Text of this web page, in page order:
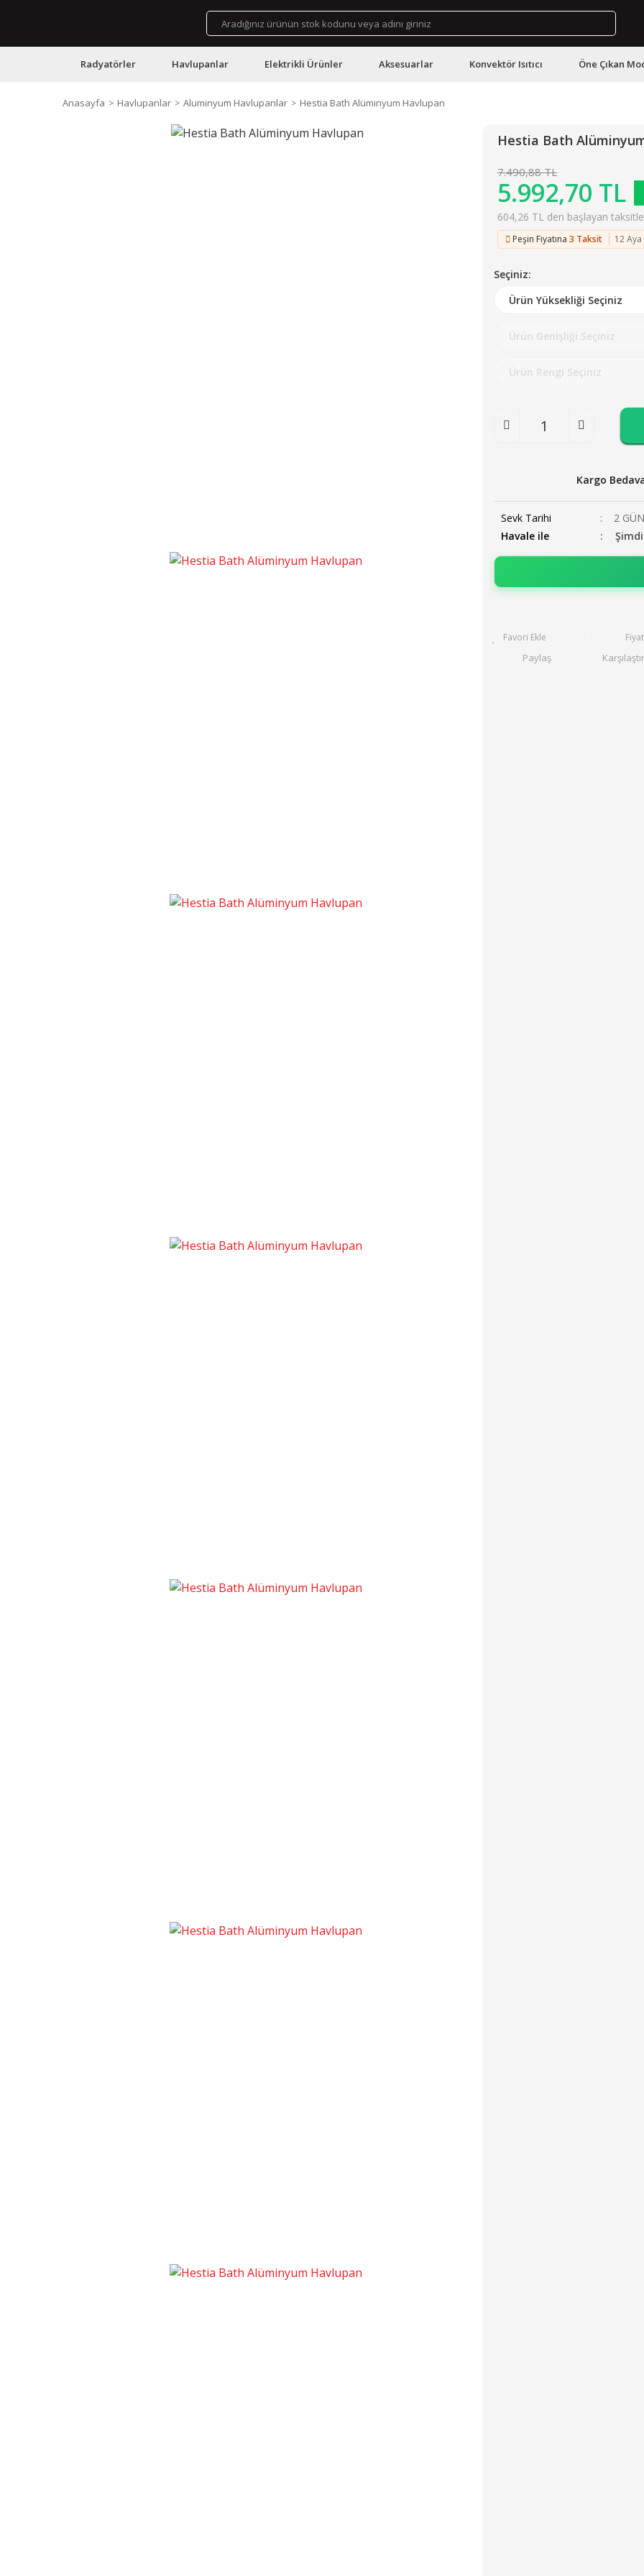
Radyatörler Havlupanlar Elektrikli Ürünler Aksesuarlar Konvektör Isıtıcı Öne Çıkan
Anasayfa Havlupanlar Aluminyum Havlupanlar Hestia Bath Alüminyum Havlupan
Hestia Bath
7.490,88 TL
5.992,70 TL
604,26 TL den başlayan
Peşin Fiyatına 3 Taksit 12
Seçiniz:
Kargo
Sevk Tarihi
2 GÜN
Havale ile
Paylaş Karşılaştır